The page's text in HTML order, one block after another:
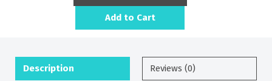
Add to Cart
Description Reviews (0)